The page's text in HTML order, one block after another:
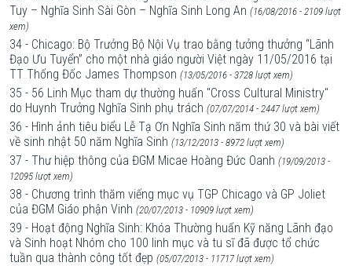
Tuy – Nghĩa Sinh Sài Gòn – Nghĩa Sinh Long An (16/08/2016 - 2109 lượt
xem)
34 - Chicago: Bộ Trưởng Bộ Nội Vụ trao bằng tưởng thưởng “Lãnh
Đạo Ưu Tuyển” cho một nhà giáo người Việt ngày 11/05/2016 tại
TT Thống Đốc James Thompson (13/05/2016 - 3728 lượt xem)
35 - 56 Linh Mục tham dự thường huấn "Cross Cultural Ministry"
do Huynh Trưởng Nghĩa Sinh phụ trách (07/07/2014 - 2447 lượt xem)
36 - Hình ảnh tiêu biểu Lễ Tạ Ơn Nghĩa Sinh năm thứ 30 và bài viết
về sinh nhật 50 năm Nghĩa Sinh (13/12/2013 - 8972 lượt xem)
37 - Thư hiệp thông của ĐGM Micae Hoàng Đức Oanh (19/09/2013 -
12095 lượt xem)
38 - Chương trình thăm viếng mục vụ TGP Chicago và GP Joliet
của ĐGM Giáo phận Vinh (20/07/2013 - 10909 lượt xem)
39 - Hoạt động Nghĩa Sinh: Khóa Thường huấn Kỹ năng Lãnh đạo
và Sinh hoạt Nhóm cho 100 linh mục và tu sĩ đã được tổ chức
tuần qua thành công tốt đẹp (05/07/2013 - 11717 lượt xem)